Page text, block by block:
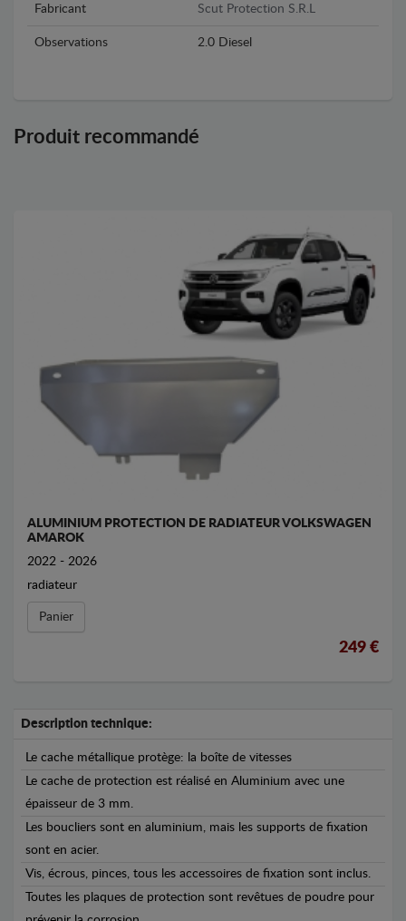
Fabricant Scut Protection S.R.L
Observations 2.0 Diesel
Produit recommandé
ALUMINIUM PROTECTION DE RADIATEUR VOLKSWAGEN
AMAROK
2022 - 2026
radiateur
Panier
249 €
Description technique:
Le cache métallique protège: la boîte de vitesses
Le cache de protection est réalisé en Aluminium avec une
épaisseur de 3 mm.
Les boucliers sont en aluminium, mais les supports de fixation
sont en acier.
Vis, écrous, pinces, tous les accessoires de fixation sont inclus.
Toutes les plaques de protection sont revêtues de poudre pour